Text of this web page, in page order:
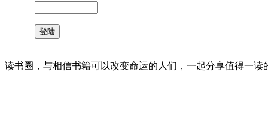
读书圈，与相信书籍可以改变命运的人们，一起分享值得一读